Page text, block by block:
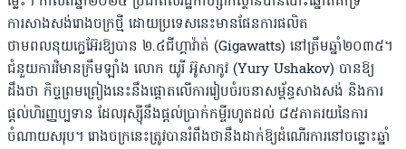
ការសាងសង់រោងចក្រថ្មី ដោយប្រទេសនេះមានផែនការផលិត
ថាមពលនុយក្លេអ៊ែរឱ្យបាន ២.៤ជីហ្គាវ៉ាត់ (Gigawatts) នៅត្រឹមឆ្នាំ២០៣៥។
ជំនួយការវិមានក្រឹមឡាំង លោក យូរី អ៊ូសាកូវ (Yury Ushakov) បានឱ្យ
ដឹងថា កិច្ចព្រមព្រៀងនេះនឹងផ្តោតលើការរៀបចំរចនាសម្ព័ន្ធសាងសង់ និងការ
ផ្តល់ហិរញ្ញប្បទាន ដែលរុស្ស៊ីនឹងផ្តល់ប្រាក់កម្ចីរហូតដល់ ៨៥ភាគរយនៃការ
ចំណាយសរុប។ រោងចក្រនេះត្រូវបានរំពឹងថានឹងដាក់ឱ្យដំណើរការនៅចន្លោះឆ្នាំ